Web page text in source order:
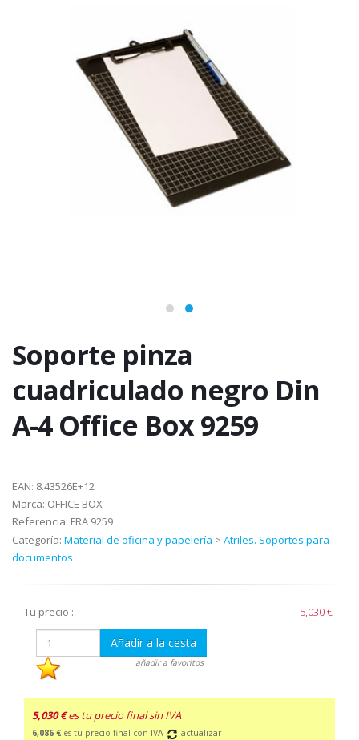
Soporte pinza
cuadriculado negro Din
A-4 Office Box 9259
EAN: 8.43526E+12
Marca: OFFICE BOX
Referencia: FRA 9259
Categoría: Material de oficina y papelería > Atriles. Soportes para
documentos
Tu precio : 5,030 €
Añadir a la cesta
añadir a favoritos
5,030 € es tu precio final sin IVA
6,086 € es tu precio final con IVA actualizar